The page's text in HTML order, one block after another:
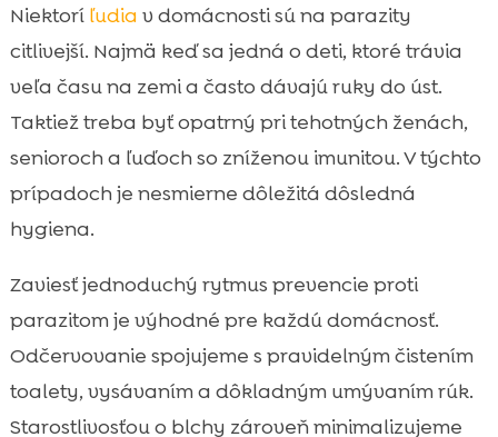
Niektorí ľudia v domácnosti sú na parazity
citlivejší. Najmä keď sa jedná o deti, ktoré trávia
veľa času na zemi a často dávajú ruky do úst.
Taktiež treba byť opatrný pri tehotných ženách,
senioroch a ľuďoch so zníženou imunitou. V týchto
prípadoch je nesmierne dôležitá dôsledná
hygiena.
Zaviesť jednoduchý rytmus prevencie proti
parazitom je výhodné pre každú domácnosť.
Odčervovanie spojujeme s pravidelným čistením
toalety, vysávaním a dôkladným umývaním rúk.
Starostlivosťou o blchy zároveň minimalizujeme